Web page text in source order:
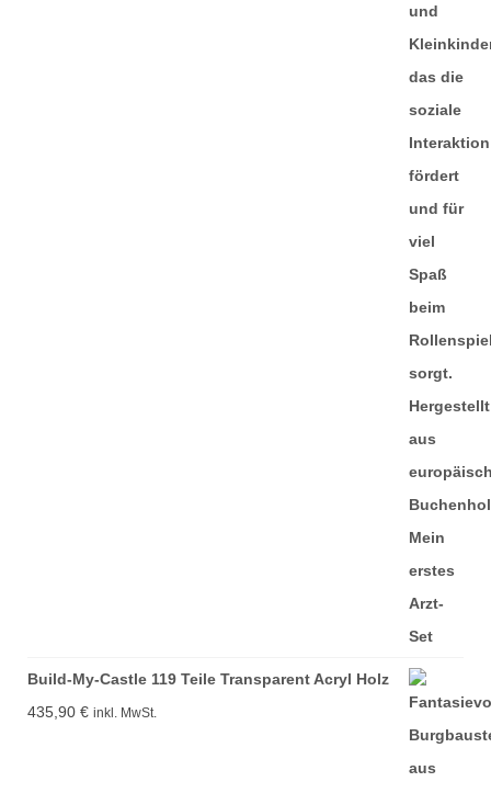
Build-My-Castle 119 Teile Transparent Acryl Holz
435,90 € inkl. MwSt.